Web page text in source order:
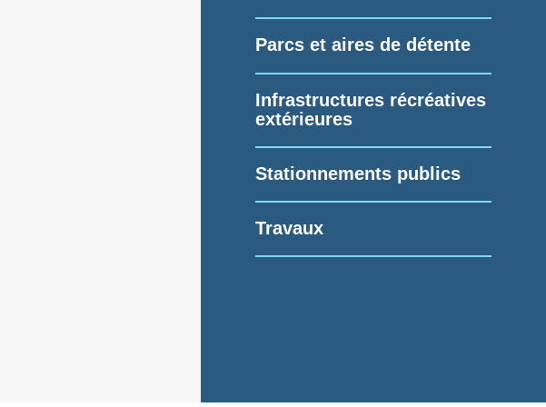
Parcs et aires de détente
Infrastructures récréatives
extérieures
Stationnements publics
Travaux